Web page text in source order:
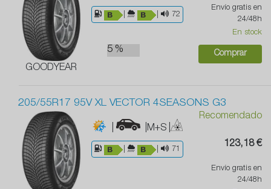
GOODYEAR
72
5 %
Envío gratis en
24/48h
En stock
Comprar
205/55R17 95V XL VECTOR 4SEASONS G3
| |M+S |
71
Recomendado
123,18 €
Envío gratis en
24/48h